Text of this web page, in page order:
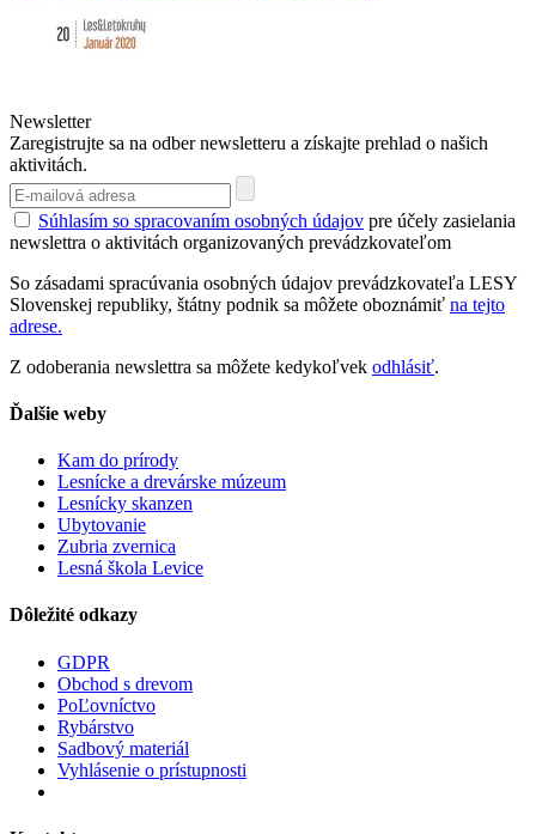
Newsletter
Zaregistrujte sa na odber newsletteru a získajte prehlad o našich
aktivitách.
Súhlasím so spracovaním osobných údajov pre účely zasielania
newslettra o aktivitách organizovaných prevádzkovateľom
So zásadami spracúvania osobných údajov prevádzkovateľa LESY
Slovenskej republiky, štátny podnik sa môžete oboznámiť na tejto
adrese.
Z odoberania newslettra sa môžete kedykoľvek odhlásiť.
Ďalšie weby
Kam do prírody
Lesnícke a drevárske múzeum
Lesnícky skanzen
Ubytovanie
Zubria zvernica
Lesná škola Levice
Dôležité odkazy
GDPR
Obchod s drevom
PoĽovníctvo
Rybárstvo
Sadbový materiál
Vyhlásenie o prístupnosti